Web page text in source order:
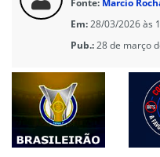
Em:28/03/2026 às
Pub.:28 de março